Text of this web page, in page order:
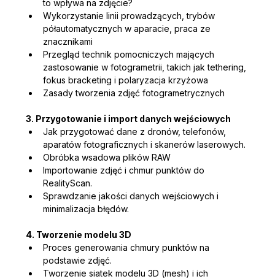
to wpływa na zdjęcie?
Wykorzystanie linii prowadzących, trybów
półautomatycznych w aparacie, praca ze
znacznikami
Przegląd technik pomocniczych mających
zastosowanie w fotogrametrii, takich jak tethering,
fokus bracketing i polaryzacja krzyżowa
Zasady tworzenia zdjęć fotogrametrycznych
3. Przygotowanie i import danych wejściowych
Jak przygotować dane z dronów, telefonów,
aparatów fotograficznych i skanerów laserowych.
Obróbka wsadowa plików RAW
Importowanie zdjęć i chmur punktów do
RealityScan.
Sprawdzanie jakości danych wejściowych i
minimalizacja błędów.
4. Tworzenie modelu 3D
Proces generowania chmury punktów na
podstawie zdjęć.
Tworzenie siatek modelu 3D (mesh) i ich